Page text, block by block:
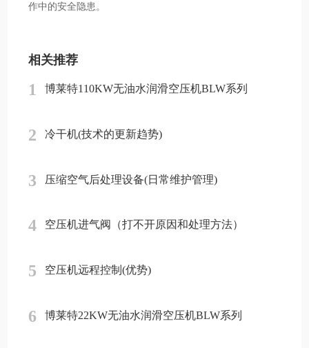
作中的安全隐患。
相关推荐
1 博莱特110KW无油水润滑空压机BLW系列
2 冷干机(技术的更新趋势)
3 压缩空气后处理设备(日常维护管理)
4 空压机进气阀（打不开原因和处理方法）
5 空压机远程控制(优势)
6 博莱特22KW无油水润滑空压机BLW系列